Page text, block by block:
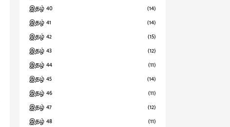
இதழ் 40
(14)
இதழ் 41
(14)
இதழ் 42
(15)
இதழ் 43
(12)
இதழ் 44
(11)
இதழ் 45
(14)
இதழ் 46
(11)
இதழ் 47
(12)
இதழ் 48
(11)